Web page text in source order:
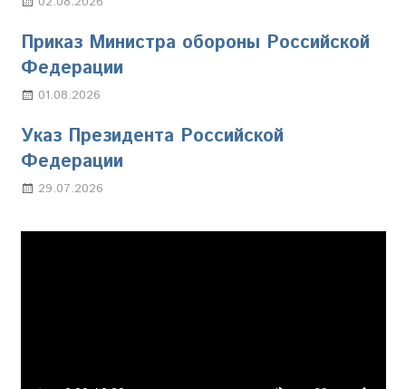
Приказ Министра обороны Российской
Федерации
01.08.2026
Указ Президента Российской
Федерации
29.07.2026